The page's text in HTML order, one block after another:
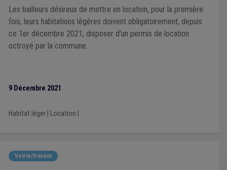
Les bailleurs désireux de mettre en location, pour la première
fois, leurs habitations légères doivent obligatoirement, depuis
ce 1er décembre 2021, disposer d’un permis de location
octroyé par la commune.
9 Décembre 2021
Habitat léger| Location
Voirie/travaux